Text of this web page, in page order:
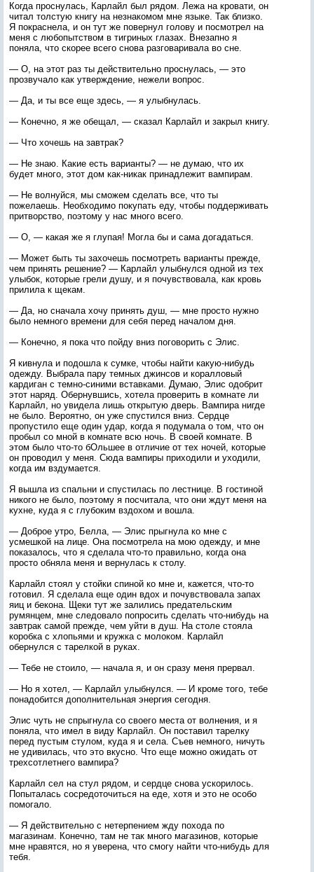
Когда проснулась, Карлайл был рядом. Лежа на кровати, он
читал толстую книгу на незнакомом мне языке. Так близко.
Я покраснела, и он тут же повернул голову и посмотрел на
меня с любопытством в тигриных глазах. Внезапно я
поняла, что скорее всего снова разговаривала во сне.
— О, на этот раз ты действительно проснулась, — это
прозвучало как утверждение, нежели вопрос.
— Да, и ты все еще здесь, — я улыбнулась.
— Конечно, я же обещал, — сказал Карлайл и закрыл книгу.
— Что хочешь на завтрак?
— Не знаю. Какие есть варианты? — не думаю, что их
будет много, этот дом как-никак принадлежит вампирам.
— Не волнуйся, мы сможем сделать все, что ты
пожелаешь. Необходимо покупать еду, чтобы поддерживать
притворство, поэтому у нас много всего.
— О, — какая же я глупая! Могла бы и сама догадаться.
— Может быть ты захочешь посмотреть варианты прежде,
чем принять решение? — Карлайл улыбнулся одной из тех
улыбок, которые грели душу, и я почувствовала, как кровь
прилила к щекам.
— Да, но сначала хочу принять душ, — мне просто нужно
было немного времени для себя перед началом дня.
— Конечно, я пока что пойду вниз поговорить с Элис.
Я кивнула и подошла к сумке, чтобы найти какую-нибудь
одежду. Выбрала пару темных джинсов и коралловый
кардиган с темно-синими вставками. Думаю, Элис одобрит
этот наряд. Обернувшись, хотела проверить в комнате ли
Карлайл, но увидела лишь открытую дверь. Вампира нигде
не было. Вероятно, он уже спустился вниз. Сердце
пропустило еще один удар, когда я подумала о том, что он
пробыл со мной в комнате всю ночь. В своей комнате. В
этом было что-то бОльшее в отличие от тех ночей, которые
он проводил у меня. Сюда вампиры приходили и уходили,
когда им вздумается.
Я вышла из спальни и спустилась по лестнице. В гостиной
никого не было, поэтому я посчитала, что они ждут меня на
кухне, куда я с глубоким вздохом и вошла.
— Доброе утро, Белла, — Элис прыгнула ко мне с
усмешкой на лице. Она посмотрела на мою одежду, и мне
показалось, что я сделала что-то правильно, когда она
просто обняла меня и вернулась к столу.
Карлайл стоял у стойки спиной ко мне и, кажется, что-то
готовил. Я сделала еще один вдох и почувствовала запах
яиц и бекона. Щеки тут же залились предательским
румянцем, мне следовало попросить сделать что-нибудь на
завтрак самой прежде, чем уйти в душ. На столе стояла
коробка с хлопьями и кружка с молоком. Карлайл
обернулся с тарелкой в руках.
— Тебе не стоило, — начала я, и он сразу меня прервал.
— Но я хотел, — Карлайл улыбнулся. — И кроме того, тебе
понадобится дополнительная энергия сегодня.
Элис чуть не спрыгнула со своего места от волнения, и я
поняла, что имел в виду Карлайл. Он поставил тарелку
перед пустым стулом, куда я и села. Съев немного, ничуть
не удивилась, что это вкусно. Что еще можно ожидать от
трехсотлетнего вампира?
Карлайл сел на стул рядом, и сердце снова ускорилось.
Попыталась сосредоточиться на еде, хотя и это не особо
помогало.
— Я действительно с нетерпением жду похода по
магазинам. Конечно, там не так много магазинов, которые
мне нравятся, но я уверена, что смогу найти что-нибудь для
тебя.